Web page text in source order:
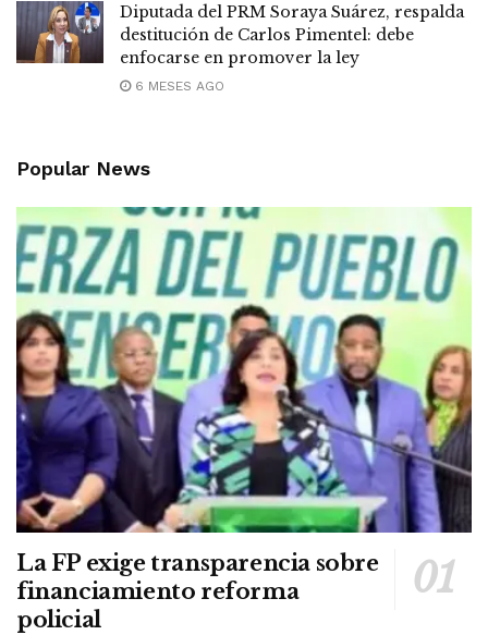
Diputada del PRM Soraya Suárez, respalda
destitución de Carlos Pimentel: debe
enfocarse en promover la ley
6 MESES AGO
Popular News
La FP exige transparencia sobre
financiamiento reforma
policial